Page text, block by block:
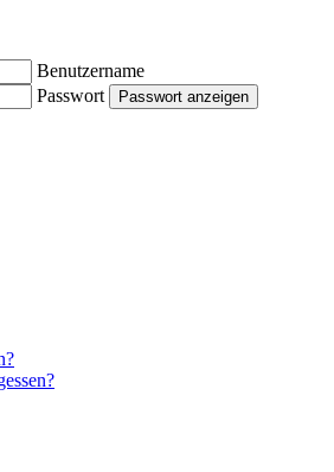
Benutzername
Passwort
Passwort anzeigen